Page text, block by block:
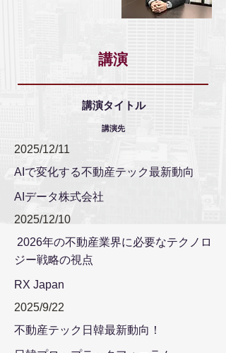
​講演
講演タイトル
講演先
2025/12/11
AIで変化する不動産テック最新動向
AIデータ株式会社
2025/12/10
2026年の不動産業界に必要なテクノロ
ジー戦略の視点
RX Japan
2025/9/22
不動産テック日韓最新動向！